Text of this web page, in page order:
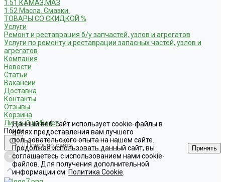
1.51 КАМАЗ,МАЗ
1.52 Масла. Смазки.
ТОВАРЫ СО СКИДКОЙ %
Услуги
Ремонт и реставрация б/у запчастей, узлов и агрегатов
Услуги по ремонту и реставрации запасных частей, узлов и
агрегатов
Компания
Новости
Статьи
Вакансии
Доставка
Контакты
Отзывы
Корзина
Личный кабинет
Поиск
Данный веб-сайт использует cookie-файлы в
целях предоставления вам лучшего
пользовательского опыта на нашем сайте.
Продолжая использовать данный сайт, вы
соглашаетесь с использованием нами cookie-
файлов. Для получения дополнительной
информации см. Политика Cookie
Принять